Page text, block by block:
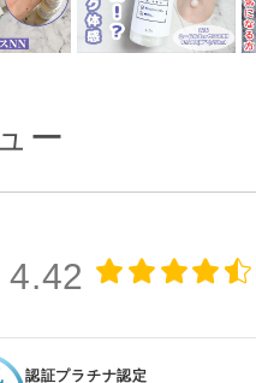
ー
4.42
認証プラチナ認定